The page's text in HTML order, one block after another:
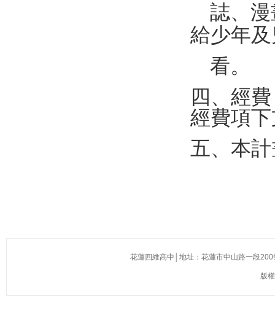
誌、漫
給少年及
四、經費
經費項下
五、本計
花蓮四維高中│地址：花蓮市中山路一段
版